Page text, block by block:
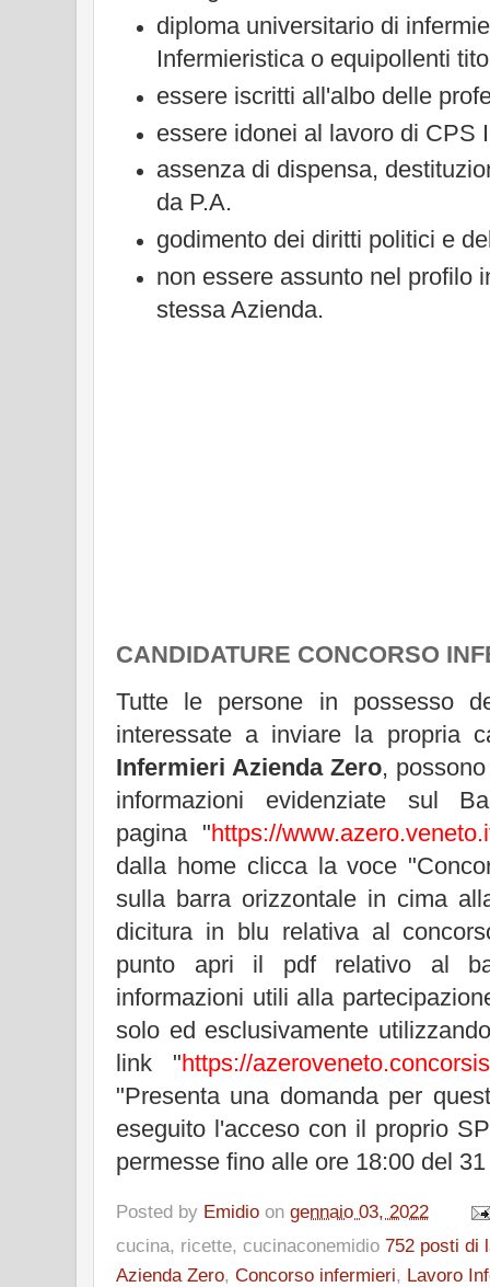
diploma universitario di
Infermieristica o equipollenti
essere iscritti all'albo delle
essere idonei al lavoro di CPS
assenza di dispensa,
da P.A.
godimento dei diritti politici e
non essere assunto nel profilo
stessa Azienda.
CANDIDATURE CONCORSO
Tutte le persone in possesso
interessate a inviare la propria
Infermieri Azienda Zero,
informazioni evidenziate sul
pagina "https://
dalla home clicca la voce
sulla barra orizzontale in cima
dicitura in blu relativa al
punto apri il pdf relativo al
informazioni utili alla
solo ed esclusivamente
link "https://
"Presenta una domanda per
eseguito l'acceso con il proprio
permesse fino alle ore 18:00 del
Posted by Emidio on gennaio 03, 2022
cucina, ricette, cucinaconemidio 752 posti di
Azienda Zero, Concorso infermieri, Lavoro